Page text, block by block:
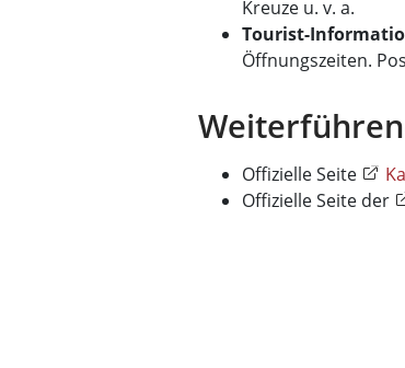
Kreuze u. v. a.
Tourist-
Öffnungszeiten.
Offizielle Seite
Offizielle Seite der